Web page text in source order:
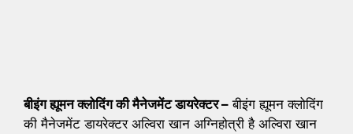
बीइंग ह्यूमन क्लोदिंग की मैनेजमेंट डायरेक्टर – बीइंग ह्यूमन क्लोदिंग
की मैनेजमेंट डायरेक्टर अल्विरा खान अग्निहोत्री है अल्विरा खान